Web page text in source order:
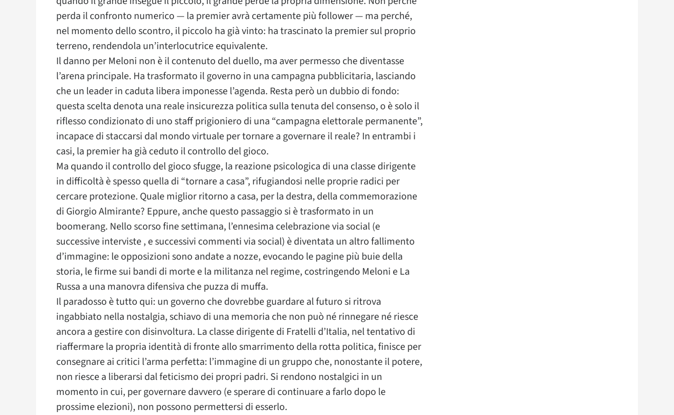
perda il confronto numerico — la premier avrà certamente più follower — ma perché,
nel momento dello scontro, il piccolo ha già vinto: ha trascinato la premier sul proprio
terreno, rendendola un’interlocutrice equivalente.
Il danno per Meloni non è il contenuto del duello, ma aver permesso che diventasse
l’arena principale. Ha trasformato il governo in una campagna pubblicitaria, lasciando
che un leader in caduta libera imponesse l’agenda. Resta però un dubbio di fondo:
questa scelta denota una reale insicurezza politica sulla tenuta del consenso, o è solo il
riflesso condizionato di uno staff prigioniero di una “campagna elettorale permanente”,
incapace di staccarsi dal mondo virtuale per tornare a governare il reale? In entrambi i
casi, la premier ha già ceduto il controllo del gioco.
Ma quando il controllo del gioco sfugge, la reazione psicologica di una classe dirigente
in difficoltà è spesso quella di “tornare a casa”, rifugiandosi nelle proprie radici per
cercare protezione. Quale miglior ritorno a casa, per la destra, della commemorazione
di Giorgio Almirante? Eppure, anche questo passaggio si è trasformato in un
boomerang. Nello scorso fine settimana, l’ennesima celebrazione via social (e
successive interviste , e successivi commenti via social) è diventata un altro fallimento
d’immagine: le opposizioni sono andate a nozze, evocando le pagine più buie della
storia, le firme sui bandi di morte e la militanza nel regime, costringendo Meloni e La
Russa a una manovra difensiva che puzza di muffa.
​Il paradosso è tutto qui: un governo che dovrebbe guardare al futuro si ritrova
ingabbiato nella nostalgia, schiavo di una memoria che non può né rinnegare né riesce
ancora a gestire con disinvoltura. La classe dirigente di Fratelli d’Italia, nel tentativo di
riaffermare la propria identità di fronte allo smarrimento della rotta politica, finisce per
consegnare ai critici l’arma perfetta: l’immagine di un gruppo che, nonostante il potere,
non riesce a liberarsi dal feticismo dei propri padri. Si rendono nostalgici in un
momento in cui, per governare davvero (e sperare di continuare a farlo dopo le
prossime elezioni), non possono permettersi di esserlo.